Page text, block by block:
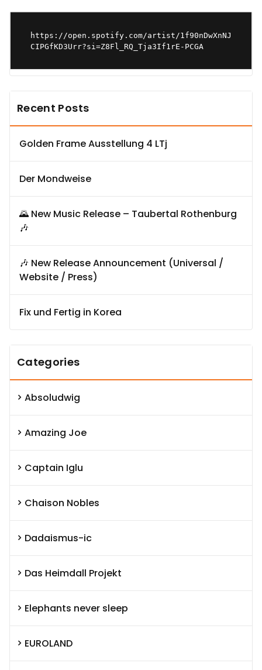
https://open.spotify.com/artist/1f90nDwXnNJ
CIPGfKD3Urr?si=Z8Fl_RQ_Tja3If1rE-PCGA
Recent Posts
Golden Frame Ausstellung 4 LTj
Der Mondweise
🌄 New Music Release – Taubertal Rothenburg
🎶
🎶 New Release Announcement (Universal /
Website / Press)
Fix und Fertig in Korea
Categories
Absoludwig
Amazing Joe
Captain Iglu
Chaison Nobles
Dadaismus-ic
Das Heimdall Projekt
Elephants never sleep
EUROLAND